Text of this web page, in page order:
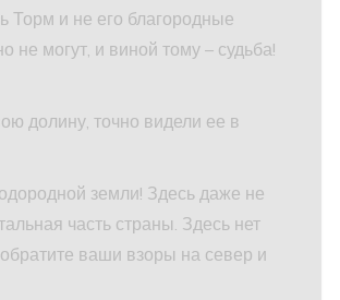
Торм и не его благородные
не могут, и виной тому – судьба!
долину, точно видели ее в
земли! Здесь даже не
часть страны. Здесь нет
ваши взоры на север и